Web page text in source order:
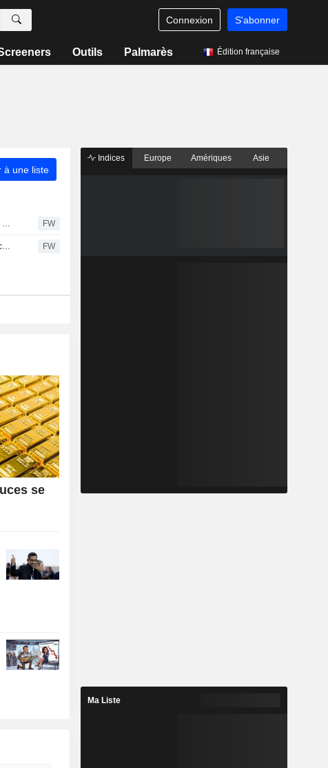
Connexion S'abonner
Outils Palmarès Édition française
à une liste
Yubico s'envole sur une Bourse de Stockholm atone, l'indice OMXS30 inchangé FW
Légère hausse à Stockholm : Yubico s'envole après ses résultats FW
se
Indices Europe Amériques Asie
Ma Liste